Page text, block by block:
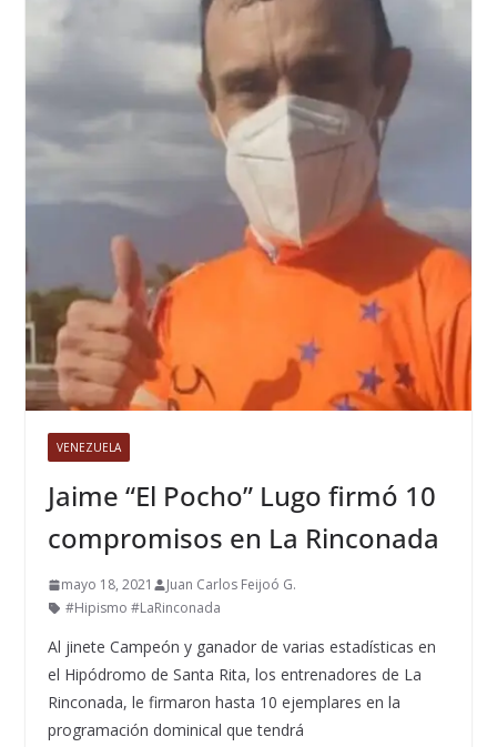
VENEZUELA
Jaime “El Pocho” Lugo firmó 10
compromisos en La Rinconada
mayo 18, 2021
Juan Carlos Feijoó G.
#Hipismo #LaRinconada
Al jinete Campeón y ganador de varias estadísticas en
el Hipódromo de Santa Rita, los entrenadores de La
Rinconada, le firmaron hasta 10 ejemplares en la
programación dominical que tendrá